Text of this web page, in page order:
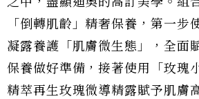
「倒轉肌齡」精奢保養，第一步
凝露養護「肌膚微生態」，全面
保養做好準備，接著使用「玫瑰
精萃再生玫瑰微導精露賦予肌膚